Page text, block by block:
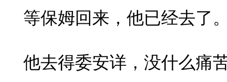
等保姆回来，他已经去了
他去得委安详，没什么痛